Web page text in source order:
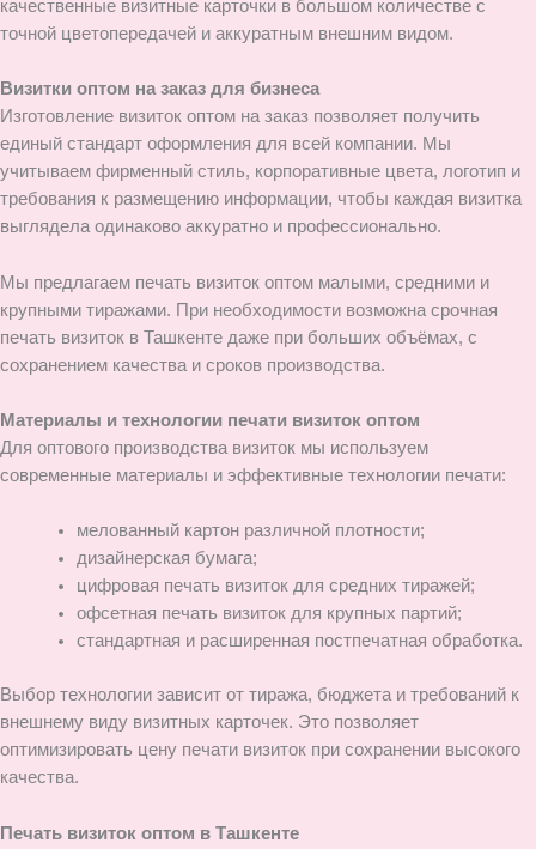
качественные визитные карточки в большом количестве с
точной цветопередачей и аккуратным внешним видом.
Визитки оптом на заказ для бизнеса
Изготовление визиток оптом на заказ позволяет получить
единый стандарт оформления для всей компании. Мы
учитываем фирменный стиль, корпоративные цвета, логотип и
требования к размещению информации, чтобы каждая визитка
выглядела одинаково аккуратно и профессионально.
Мы предлагаем печать визиток оптом малыми, средними и
крупными тиражами. При необходимости возможна срочная
печать визиток в Ташкенте даже при больших объёмах, с
сохранением качества и сроков производства.
Материалы и технологии печати визиток оптом
Для оптового производства визиток мы используем
современные материалы и эффективные технологии печати:
мелованный картон различной плотности;
дизайнерская бумага;
цифровая печать визиток для средних тиражей;
офсетная печать визиток для крупных партий;
стандартная и расширенная постпечатная обработка.
Выбор технологии зависит от тиража, бюджета и требований к
внешнему виду визитных карточек. Это позволяет
оптимизировать цену печати визиток при сохранении высокого
качества.
Печать визиток оптом в Ташкенте